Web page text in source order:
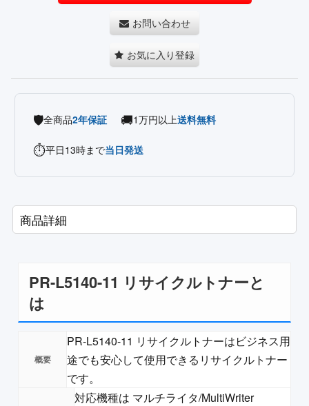
お問い合わせ
お気に入り登録
🛡️全商品2年保証 🚚1万円以上送料無料
⏱️平日13時まで当日発送
商品詳細
PR-L5140-11 リサイクルトナーと
は
PR-L5140-11 リサイクルトナーはビジネス用
途でも安心して使用できるリサイクルトナー
です。
対応機種は マルチライタ/MultiWriter